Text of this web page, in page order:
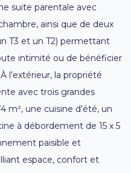
suite parentale avec
ainsi que de deux
T3 et un T2) permettant
intimité ou de bénéficier
l’extérieur, la propriété
avec trois grandes
m², une cuisine d’été, un
à débordement de 15 x 5
paisible et
espace, confort et